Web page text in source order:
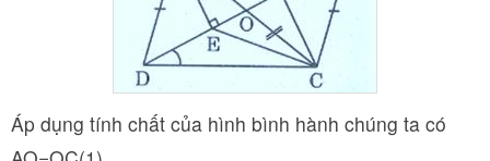
Áp dụng tính chất của hình bình hành chúng ta có